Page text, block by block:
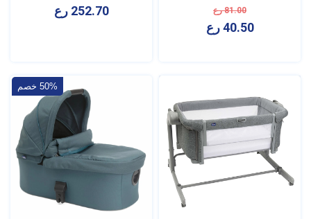
81.00 رع
40.50 رع
252.70 رع
50% خصم